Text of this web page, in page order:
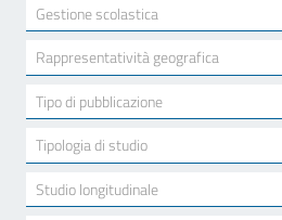
Gestione scolastica
results
available
Rappresentatività geografica
10
results
available
Tipo di pubblicazione
results
available
Tipologia di studio
results
available
Studio longitudinale
results